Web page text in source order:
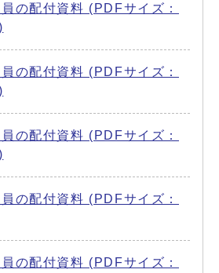
の配付資料 (PDFサイズ：
の配付資料 (PDFサイズ：
の配付資料 (PDFサイズ：
の配付資料 (PDFサイズ：
の配付資料 (PDFサイズ：